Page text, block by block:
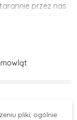
przez nas
i Waszych dzieci.
z wysokiej
pliki, ogólnie